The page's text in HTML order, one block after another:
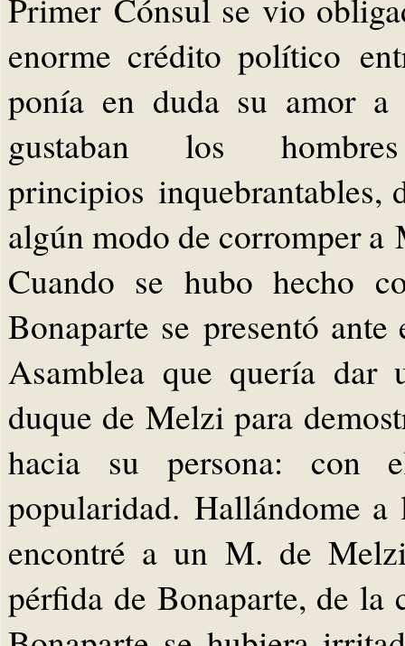
Primer Cónsul se vio
enorme crédito político
ponía en duda su amor
gustaban los
principios inquebrantables,
algún modo de corromper a
Cuando se hubo hecho
Bonaparte se presentó
Asamblea que quería dar
duque de Melzi para
hacia su persona: con
popularidad. Hallándome
encontré a un M. de
pérfida de Bonaparte, de la